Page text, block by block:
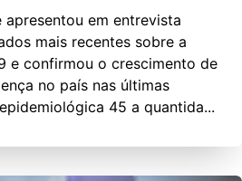
apresentou em entrevista
mais recentes sobre a
e confirmou o crescimento de
no país nas últimas
45 a quantida...